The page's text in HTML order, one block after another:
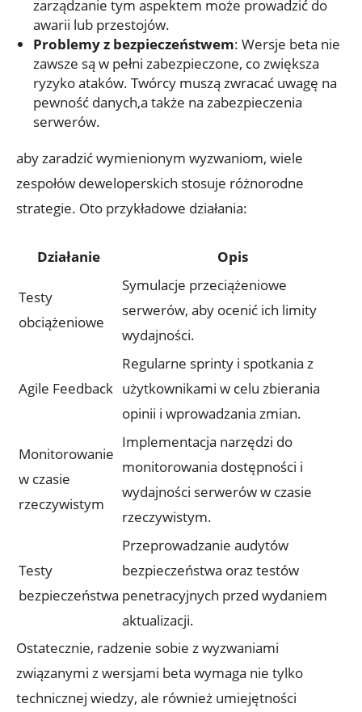
zarządzanie tym aspektem ⁣może ⁢prowadzić do
awarii⁣ lub przestojów.
Problemy​ z bezpieczeństwem: Wersje​ beta nie
zawsze ⁢są ​w pełni zabezpieczone, co zwiększa
ryzyko ataków. ​Twórcy muszą zwracać uwagę na
pewność danych,a​ także ⁣na zabezpieczenia
serwerów.
aby zaradzić wymienionym wyzwaniom, wiele
zespołów⁣ deweloperskich stosuje różnorodne⁤
strategie. Oto przykładowe działania:
Działanie Opis
Testy
obciążeniowe
Symulacje przeciążeniowe
serwerów, aby ocenić ​ich limity
wydajności.
Agile Feedback
Regularne ⁤sprinty i⁤ spotkania ⁤z
użytkownikami w celu zbierania‌
opinii i‍ wprowadzania ⁣zmian.
Monitorowanie
w czasie
rzeczywistym
Implementacja narzędzi do
monitorowania dostępności ‌i
wydajności serwerów w czasie
rzeczywistym.
Testy
bezpieczeństwa
Przeprowadzanie audytów
bezpieczeństwa oraz testów
penetracyjnych⁢ przed wydaniem
aktualizacji.
Ostatecznie, radzenie ⁤sobie z wyzwaniami
związanymi z wersjami beta wymaga ⁤nie tylko
technicznej wiedzy, ale również umiejętności⁣